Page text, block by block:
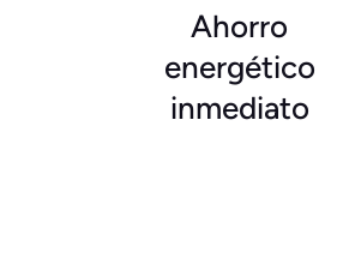
Ahorro
energético
inmediato